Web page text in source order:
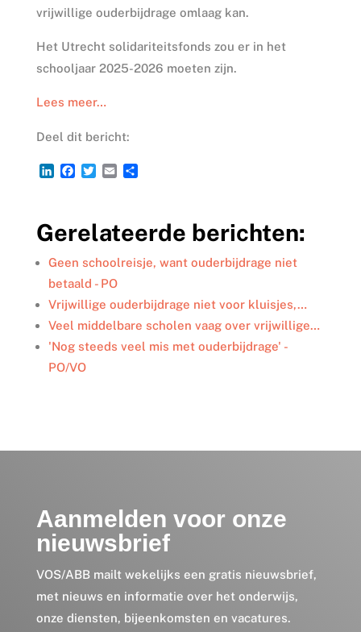
vrijwillige ouderbijdrage omlaag kan.
Het Utrecht solidariteitsfonds zou er in het
schooljaar 2025-2026 moeten zijn.
Lees meer…
Deel dit bericht:
L
e
d
I
n
F
b
o
o
k
T
t
e
r
E
l
D
n
Gerelateerde berichten:
Geen schoolreisje, want ouderbijdrage niet
betaald - PO
Vrijwillige ouderbijdrage niet voor kluisjes,…
Veel middelbare scholen vaag over vrijwillige…
'Nog steeds veel mis met ouderbijdrage' -
PO/VO
Aanmelden voor onze
nieuwsbrief
VOS/ABB mailt wekelijks een gratis nieuwsbrief,
met nieuws en informatie over het onderwijs,
onze diensten, bijeenkomsten en vacatures.